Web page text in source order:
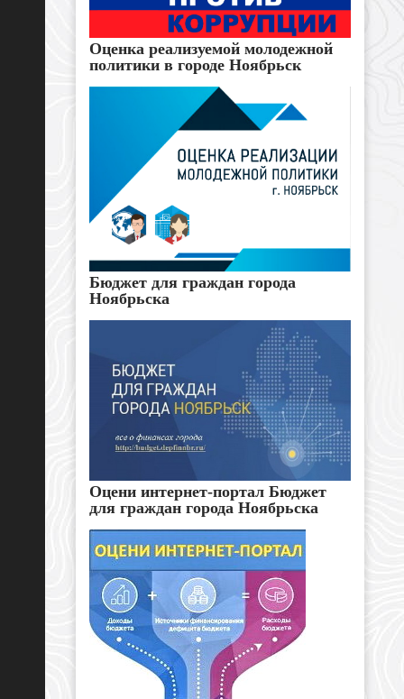
Оценка реализуемой молодежной
политики в городе Ноябрьск
Бюджет для граждан города
Ноябрьска
Оцени интернет-портал Бюджет
для граждан города Ноябрьска